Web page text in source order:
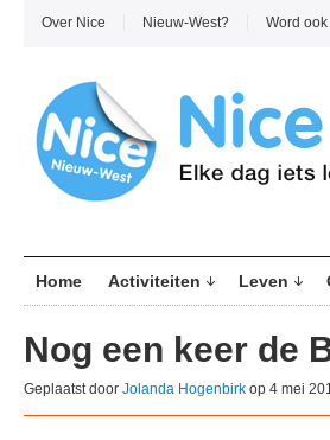
Over Nice Nieuw-West? Word
Home Activiteiten Leven
Nog een keer de
Geplaatst door Jolanda Hogenbirk op 4 mei